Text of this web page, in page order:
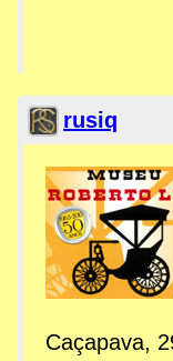
rusiq
Caçapava,